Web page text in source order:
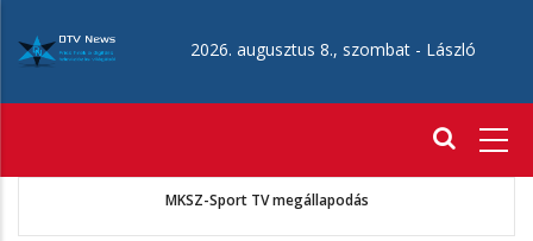
tartalomra
2026. augusztus 8., szombat - László
MKSZ-Sport TV megállapodás